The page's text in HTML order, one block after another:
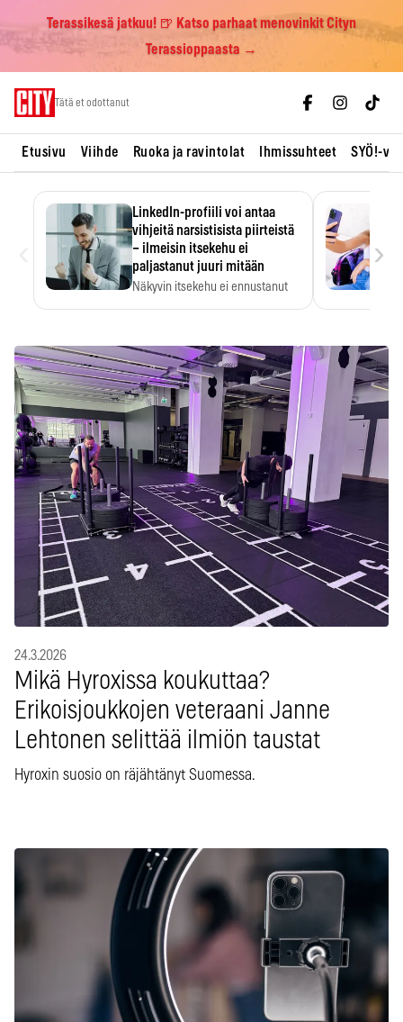
Terassikesä jatkuu! 🍺 Katso parhaat menovinkit Cityn
Terassioppaasta →
Tätä et odottanut
Etusivu Viihde Ruoka ja ravintolat Ihmissuhteet SYÖ!-
LinkedIn-profiili voi antaa
vihjeitä narsistisista piirteistä
– ilmeisin itsekehu ei
paljastanut juuri mitään
Näkyvin itsekehu ei ennustanut
›
24.3.2026
Mikä Hyroxissa koukuttaa?
Erikoisjoukkojen veteraani Janne
Lehtonen selittää ilmiön taustat
Hyroxin suosio on räjähtänyt Suomessa.